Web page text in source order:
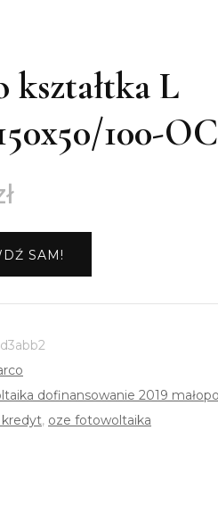
kształtka L
100-OC
SAM!
dofinansowanie 2019
, oze fotowoltaika